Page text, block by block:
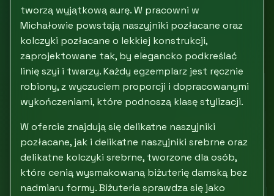
tworzą wyjątkową aurę. W pracowni w
Michałowie powstają naszyjniki pozłacane oraz
kolczyki pozłacane o lekkiej konstrukcji,
zaprojektowane tak, by elegancko podkreślać
linię szyi i twarzy. Każdy egzemplarz jest ręcznie
robiony, z wyczuciem proporcji i dopracowanymi
wykończeniami, które podnoszą klasę stylizacji.
W ofercie znajdują się delikatne naszyjniki
pozłacane, jak i delikatne naszyjniki srebrne oraz
delikatne kolczyki srebrne, tworzone dla osób,
które cenią wysmakowaną biżuterię damską bez
nadmiaru formy. Biżuteria sprawdza się jako